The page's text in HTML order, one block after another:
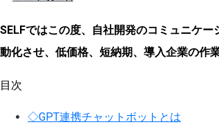
SELFではこの度、
自社開発のコミュニケ
動化させ、低価格、短納期、導入企業の作
目次
◇GPT連携チャットボットとは